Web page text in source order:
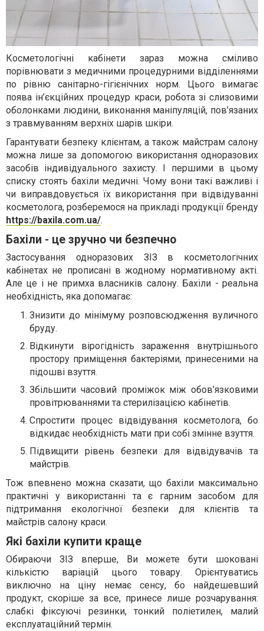
Косметологічні кабінети зараз можна сміливо
порівнювати з медичними процедурними відділеннями
по рівню санітарно-гігієнічних норм. Цього вимагає
поява ін’єкційних процедур краси, робота зі слизовими
оболонками людини, виконання маніпуляцій, пов’язаних
з травмуванням верхніх шарів шкіри.
Гарантувати безпеку клієнтам, а також майстрам салону
можна лише за допомогою використання одноразових
засобів індивідуального захисту. І першими в цьому
списку стоять бахіли медичні. Чому вони такі важливі і
чи виправдовується їх використання при відвідуванні
косметолога, розберемося на прикладі продукції бренду
https://baxila.com.ua/.
Бахіли - це зручно чи безпечно
Застосування одноразових ЗІЗ в косметологічних
кабінетах не прописані в жодному нормативному акті.
Але це і не примха власників салону. Бахіли - реальна
необхідність, яка допомагає:
Знизити до мінімуму розповсюдження вуличного
бруду.
Відкинути вірогідність зараження внутрішнього
простору приміщення бактеріями, принесеними на
підошві взуття.
Збільшити часовий проміжок між обов’язковими
провітрюваннями та стерилізацією кабінетів.
Спростити процес відвідування косметолога, бо
відкидає необхідність мати при собі змінне взуття.
Підвищити рівень безпеки для відвідувачів та
майстрів.
Тож впевнено можна сказати, що бахіли максимально
практичні у використанні та є гарним засобом для
підтримання екологічної безпеки для клієнтів та
майстрів салону краси.
Які бахіли купити краще
Обираючи ЗІЗ вперше, Ви можете бути шоковані
кількістю варіацій цього товару. Орієнтуватись
виключно на ціну немає сенсу, бо найдешевший
продукт, скоріше за все, принесе лише розчарування:
слабкі фіксуючі резинки, тонкий поліетилен, малий
експлуатаційний термін.